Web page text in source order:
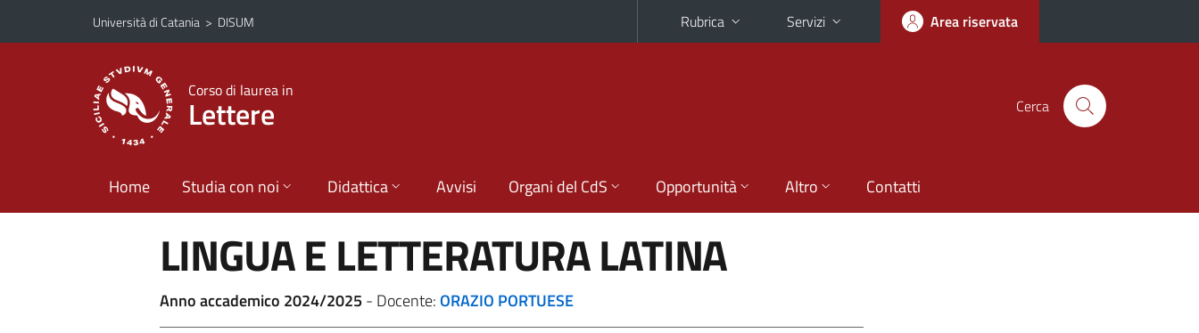
Vai al contenuto principale
Vai al menu di navigazione
Università di Catania > DISUM Rubrica Servizi Area riservata
Corso di laurea in
Lettere Cerca
Home Studia con noi Didattica Avvisi Organi del CdS Opportunità Altro Contatti
LINGUA E LETTERATURA LATINA
Anno accademico 2024/2025 - Docente:ORAZIO PORTUESE